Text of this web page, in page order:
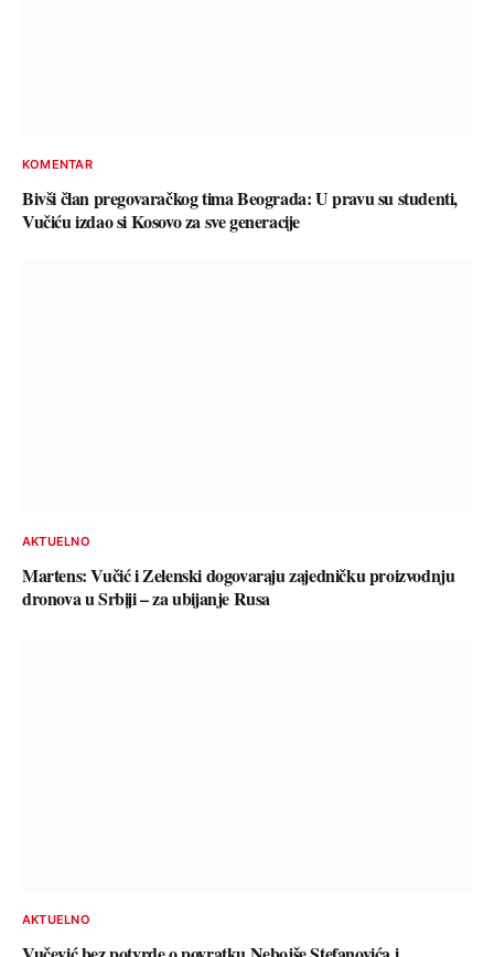
KOMENTAR
Bivši član pregovaračkog tima Beograda: U pravu su studenti,
Vučiću izdao si Kosovo za sve generacije
AKTUELNO
Martens: Vučić i Zelenski dogovaraju zajedničku proizvodnju
dronova u Srbiji – za ubijanje Rusa
AKTUELNO